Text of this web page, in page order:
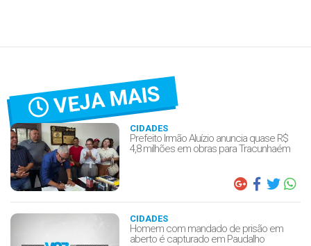
VEJA MAIS
CIDADES
Prefeito Irmão Aluízio anuncia quase R$
4,8 milhões em obras para Tracunhaém
CIDADES
Homem com mandado de prisão em
aberto é capturado em Paudalho